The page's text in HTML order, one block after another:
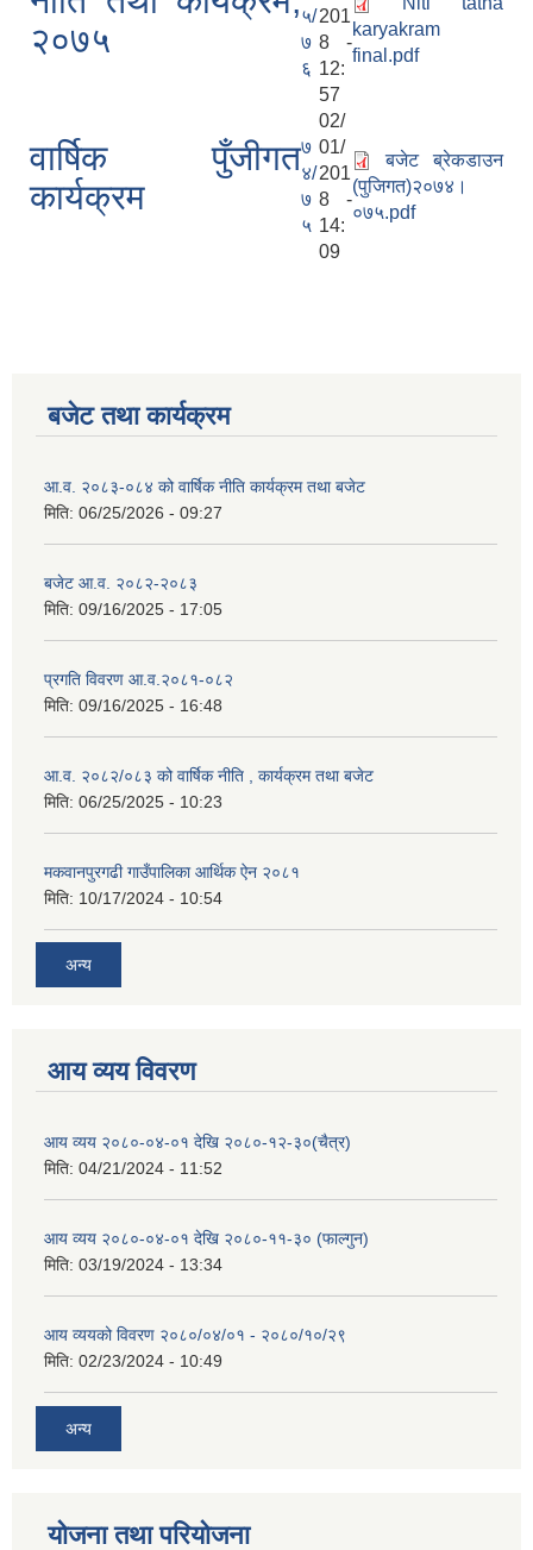
२०७५
५/
७
६
201
8 -
12:
57
karyakram
final.pdf
वार्षिक पुँजीगत
कार्यक्रम
७
४/
७
५
02/
01/
201
8 -
14:
09
बजेट ब्रेकडाउन
(पुजिगत)२०७४।
०७५.pdf
बजेट तथा कार्यक्रम
आ.व. २०८३-०८४ को वार्षिक नीति कार्यक्रम तथा बजेट
मिति: 06/25/2026 - 09:27
बजेट आ.व. २०८२-२०८३
मिति: 09/16/2025 - 17:05
प्रगति विवरण आ.व.२०८१-०८२
मिति: 09/16/2025 - 16:48
आ.व. २०८२/०८३ को वार्षिक नीति , कार्यक्रम तथा बजेट
मिति: 06/25/2025 - 10:23
मकवानपुरगढी गाउँपालिका आर्थिक ‌‌‌ऐन २०८१
मिति: 10/17/2024 - 10:54
अन्य
आय व्यय विवरण
आय व्यय २०८०-०४-०१ देखि २०८०-१२-३०(चैत्र)
मिति: 04/21/2024 - 11:52
आय व्यय २०८०-०४-०१ देखि २०८०-११-३० (फाल्गुन)
मिति: 03/19/2024 - 13:34
आय व्ययको विवरण २०८०/०४/०१ - २०८०/१०/२९
मिति: 02/23/2024 - 10:49
अन्य
योजना तथा परियोजना